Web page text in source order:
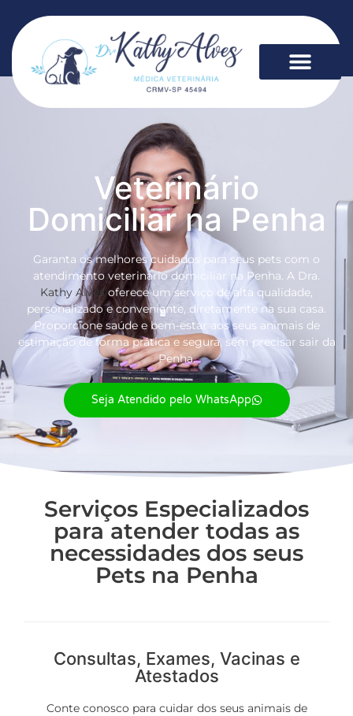
Veterinário
Domiciliar na Penha
Garanta os melhores cuidados para seus pets com o
atendimento veterinário domiciliar na Penha. A Dra.
Kathy Alvesoferece um serviço de alta qualidade,
personalizado e conveniente, diretamente na sua casa.
Proporcione saúde e bem-estar aos seus animais de
estimação de forma prática e segura, sem precisar sair da
Penha.
Seja Atendido pelo WhatsApp
Serviços Especializados
para atender todas as
necessidades dos seus
Pets na Penha
Consultas, Exames, Vacinas e
Atestados
Conte conosco para cuidar dos seus animais de